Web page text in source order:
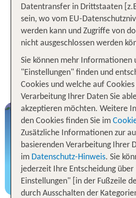
jeher Menschen aus aller Welt
Du möchtestdie einzigartige
italienischen Hauptstadt
Dann begib dich auf eine
2026 und lass dich von antiken
kulinarischen Genüssenund
römischen Flairbegeistern!
TUI Tours Rom
Eintrittskarten, Transfer uvm.
Jetzt Extras für Rom
Datentransfer in Drittstaaten
sein, wo vom EU-
werden kann und Zugriffe von
nicht ausgeschlossen werden
Sie können mehr Informationen
"Einstellungen" finden und
Cookies und welche auf
Verarbeitung Ihrer Daten Sie
akzeptieren möchten. Weitere
den Cookies finden Sie im
Zusätzliche Informationen zur
basierenden Verarbeitung Ihrer
im Datenschutz-Hinweis. Sie
jederzeit Ihre Entscheidung
Einstellungen" [in der Fußzeile
durch Ausschalten der